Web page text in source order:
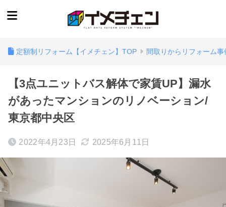
定額制リフォーム【イメチェン】TOP 間取りからリフォーム事
【3点ユニットバス解体で家賃UP】漏水
があったマンションのリノベーション/
東京都中央区
2022年4月23日 2025年6月11日